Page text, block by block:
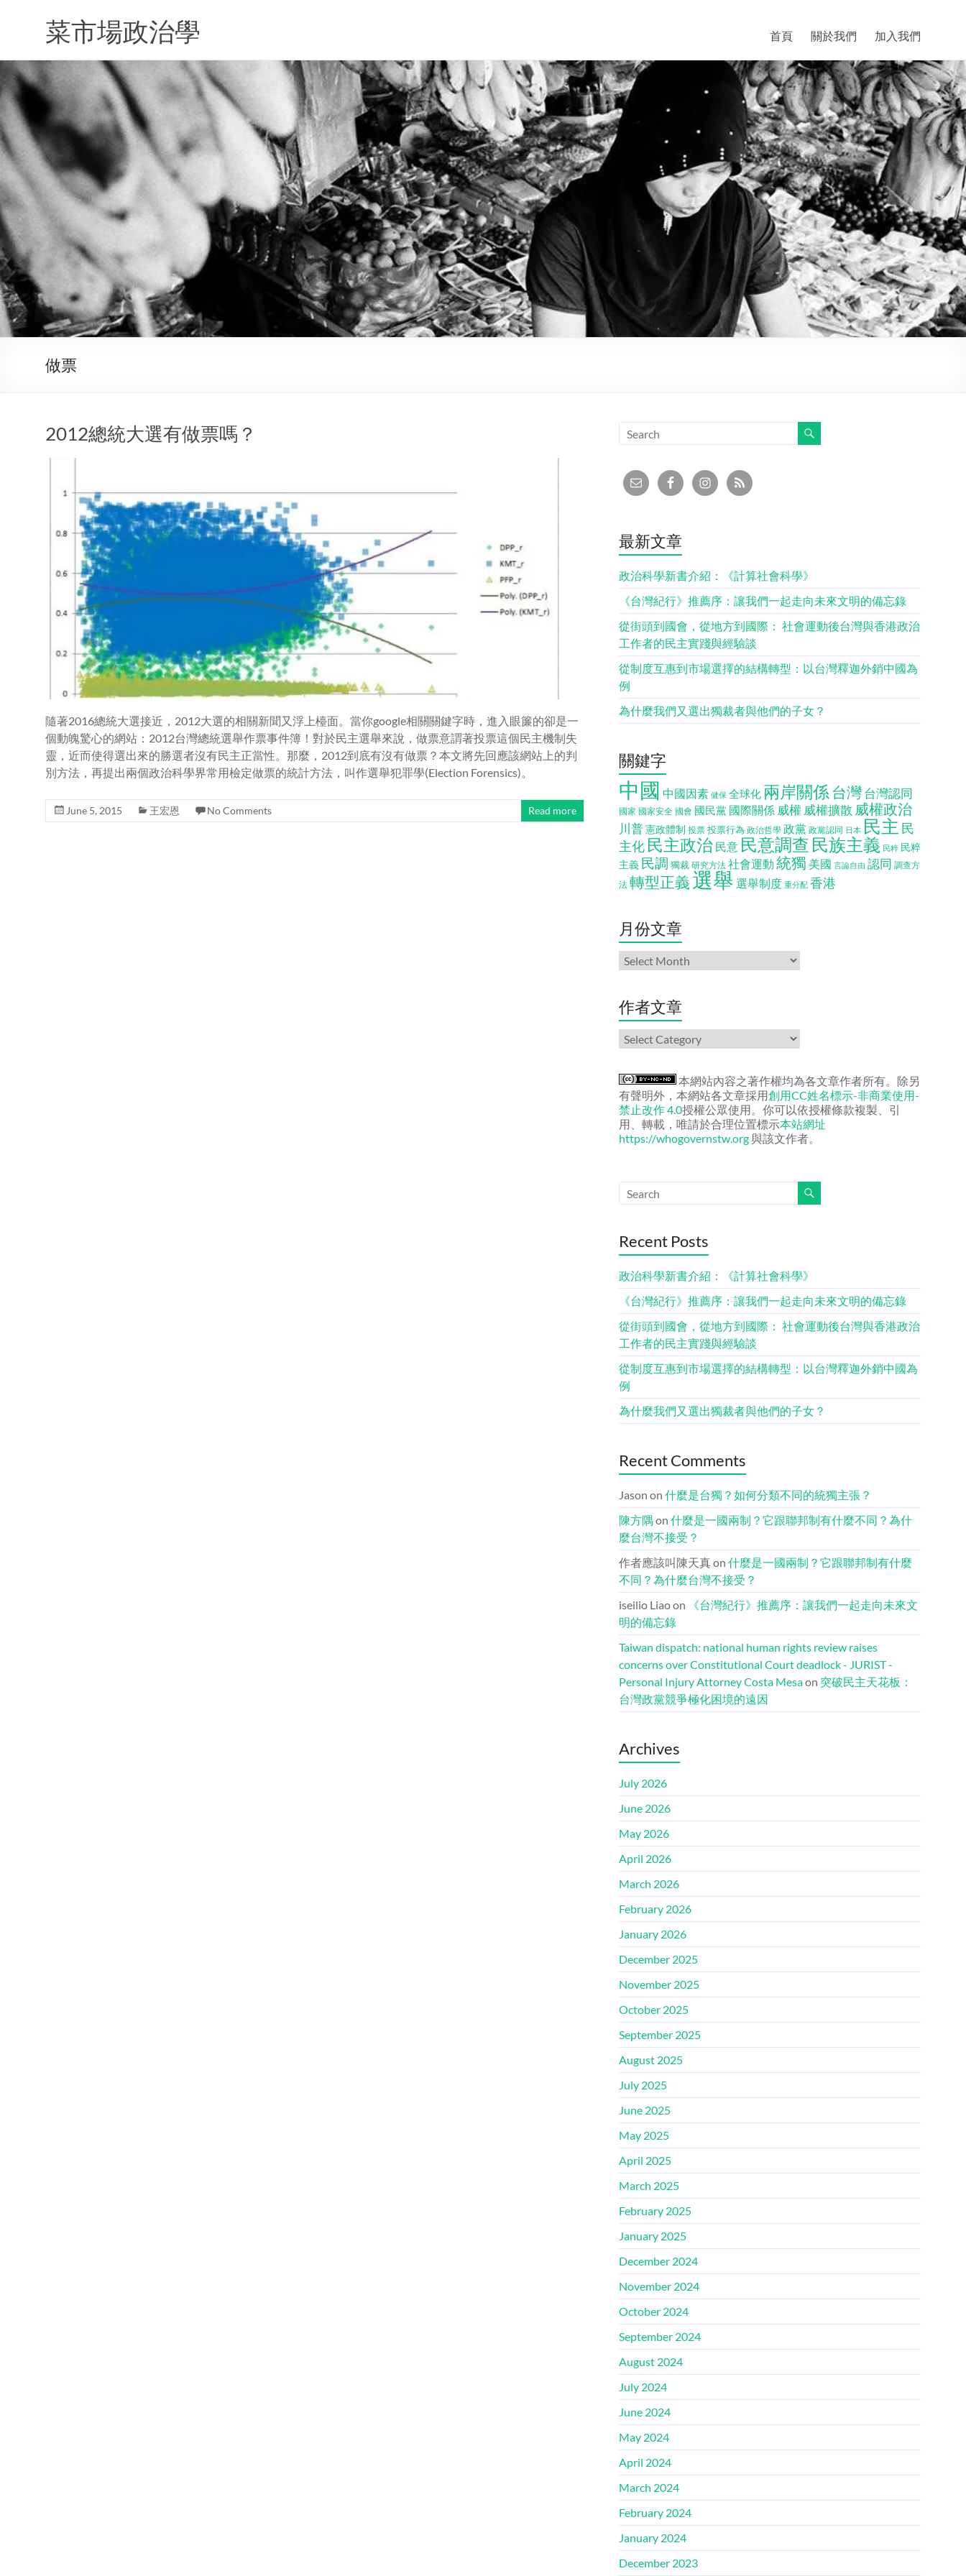
菜市場政治學 首頁 關於我們 加入我們
做票
2012總統大選有做票嗎？
隨著2016總統大選接近，2012大選的相關新聞又浮上檯面。當你google相關關鍵字時，進入眼簾的卻是一
個動魄驚心的網站：2012台灣總統選舉作票事件簿！對於民主選舉來說，做票意謂著投票這個民主機制失
靈，近而使得選出來的勝選者沒有民主正當性。那麼，2012到底有沒有做票？本文將先回應該網站上的判
別方法，再提出兩個政治科學界常用檢定做票的統計方法，叫作選舉犯罪學(Election Forensics)。
June 5, 2015 王宏恩 No Comments Read more
最新文章
政治科學新書介紹：《計算社會科學》
《台灣紀行》推薦序：讓我們一起走向未來文明的備忘錄
從街頭到國會，從地方到國際： 社會運動後台灣與香港政治
工作者的民主實踐與經驗談
從制度互惠到市場選擇的結構轉型：以台灣釋迦外銷中國為
例
為什麼我們又選出獨裁者與他們的子女？
關鍵字
中國 中國因素 健保 全球化 兩岸關係 台灣台灣認同
國家 國家安全 國會 國民黨 國際關係 威權 威權擴散 威權政治
川普憲政體制 投票 投票行為 政治哲學 政黨 政黨認同 日本 民主 民
主化 民主政治 民意 民意調查 民族主義 民粹 民粹
主義 民調 獨裁 研究方法 社會運動 統獨 美國 言論自由 認同 調查方
法 轉型正義 選舉 選舉制度 重分配 香港
月份文章
月
份
章
作者文章
作
者
章
本網站內容之著作權均為各文章作者所有。除另
有聲明外，本網站各文章採用創用CC姓名標示-非商業使用-
禁止改作 4.0授權公眾使用。你可以依授權條款複製、引
用、轉載，唯請於合理位置標示本站網址
https://whogovernstw.org與該文作者。
Recent Posts
政治科學新書介紹：《計算社會科學》
《台灣紀行》推薦序：讓我們一起走向未來文明的備忘錄
從街頭到國會，從地方到國際： 社會運動後台灣與香港政治
工作者的民主實踐與經驗談
從制度互惠到市場選擇的結構轉型：以台灣釋迦外銷中國為
例
為什麼我們又選出獨裁者與他們的子女？
Recent Comments
Jason on 什麼是台獨？如何分類不同的統獨主張？
陳方隅 on 什麼是一國兩制？它跟聯邦制有什麼不同？為什
麼台灣不接受？
作者應該叫陳天真on 什麼是一國兩制？它跟聯邦制有什麼
不同？為什麼台灣不接受？
iseilio Liaoon
《台灣紀行》推薦序：讓我們一起走向未來文
明的備忘錄
Taiwan dispatch: national human rights review raises
concerns over Constitutional Court deadlock - JURIST -
Personal Injury Attorney Costa Mesaon 突破民主天花板：
台灣政黨競爭極化困境的遠因
Archives
July 2026
June 2026
May 2026
April 2026
March 2026
February 2026
January 2026
December 2025
November 2025
October 2025
September 2025
August 2025
July 2025
June 2025
May 2025
April 2025
March 2025
February 2025
January 2025
December 2024
November 2024
October 2024
September 2024
August 2024
July 2024
June 2024
May 2024
April 2024
March 2024
February 2024
January 2024
December 2023